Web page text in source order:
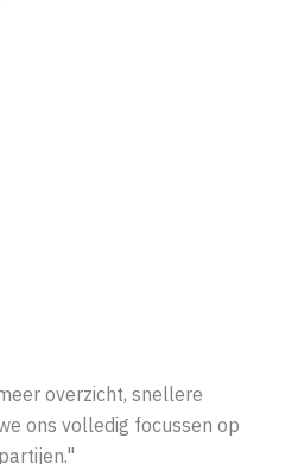
overzicht, snellere
ons volledig focussen op